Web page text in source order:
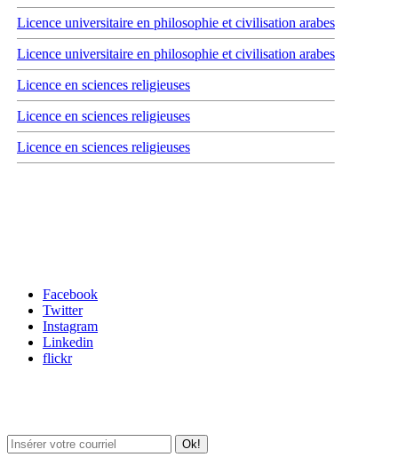
Licence universitaire en philosophie et civilisation arabes
Licence universitaire en philosophie et civilisation arabes
Licence en sciences religieuses
Licence en sciences religieuses
Licence en sciences religieuses
Facebook
Twitter
Instagram
Linkedin
flickr